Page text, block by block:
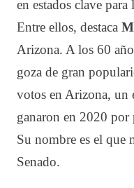
en estados clave
Entre ellos, destaca
Arizona. A los 60
goza de gran
votos en Arizona, un
ganaron en 2020
Su nombre es el que
Senado.